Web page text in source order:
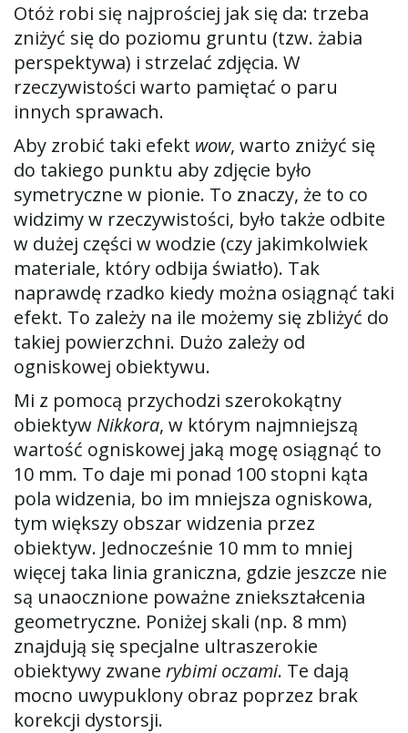
Otóż robi się najprościej jak się da: trzeba
zniżyć się do poziomu gruntu (tzw. żabia
perspektywa) i strzelać zdjęcia. W
rzeczywistości warto pamiętać o paru
innych sprawach.
Aby zrobić taki efekt wow, warto zniżyć się
do takiego punktu aby zdjęcie było
symetryczne w pionie. To znaczy, że to co
widzimy w rzeczywistości, było także odbite
w dużej części w wodzie (czy jakimkolwiek
materiale, który odbija światło). Tak
naprawdę rzadko kiedy można osiągnąć taki
efekt. To zależy na ile możemy się zbliżyć do
takiej powierzchni. Dużo zależy od
ogniskowej obiektywu.
Mi z pomocą przychodzi szerokokątny
obiektyw Nikkora, w którym najmniejszą
wartość ogniskowej jaką mogę osiągnąć to
10 mm. To daje mi ponad 100 stopni kąta
pola widzenia, bo im mniejsza ogniskowa,
tym większy obszar widzenia przez
obiektyw. Jednocześnie 10 mm to mniej
więcej taka linia graniczna, gdzie jeszcze nie
są unaocznione poważne zniekształcenia
geometryczne. Poniżej skali (np. 8 mm)
znajdują się specjalne ultraszerokie
obiektywy zwane rybimi oczami. Te dają
mocno uwypuklony obraz poprzez brak
korekcji dystorsji.